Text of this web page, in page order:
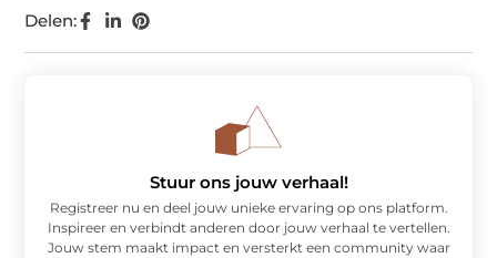
Delen:
Stuur ons jouw verhaal!
Registreer nu en deel jouw unieke ervaring op ons platform.
Inspireer en verbindt anderen door jouw verhaal te vertellen.
Jouw stem maakt impact en versterkt een community waar